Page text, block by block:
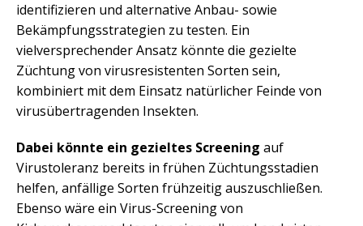
identifizieren und alternative Anbau- sowie
Bekämpfungsstrategien zu testen. Ein
vielversprechender Ansatz könnte die gezielte
Züchtung von virusresistenten Sorten sein,
kombiniert mit dem Einsatz natürlicher Feinde von
virusübertragenden Insekten.
Dabei könnte ein gezieltes Screening auf
Virustoleranz bereits in frühen Züchtungsstadien
helfen, anfällige Sorten frühzeitig auszuschließen.
Ebenso wäre ein Virus-Screening von